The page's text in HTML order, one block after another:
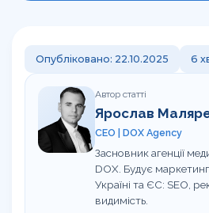
Кому ми допомагаємо
Калькулятор LTV пацієнта
Гайд з медичного GEO
UTM-генератор
SEO-перевірка сайту клініки
UA RU
Опубліковано: 22.10.2025 6
Автор статті
Ярослав
CEO | DOX Agency
Засновник агенції
DOX. Будує
Україні та ЄС: SEO,
видимість.